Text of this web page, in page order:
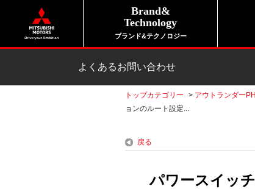
Brand&
Technology
ブランド&テクノロジー
よくあるお問い合わせ
トップカテゴリー > アウトランダー
ョンのルート設定...
戻る
パワースイッ